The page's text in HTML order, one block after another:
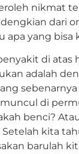
nikmat
dari
apa yang bisa
di atas
adalah
muncul di
benci?
kita
barulah